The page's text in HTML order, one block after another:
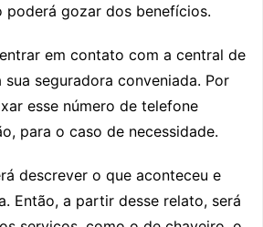
poderá gozar dos benefícios.
em contato com a central de
seguradora conveniada. Por
esse número de telefone
para o caso de necessidade.
descrever o que aconteceu e
Então, a partir desse relato, será